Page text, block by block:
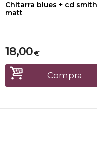
Chitarra blues + cd smith
matt
€
18,00
Compra